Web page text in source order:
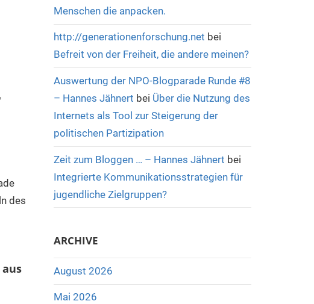
des
Menschen die anpacken.
http://generationenforschung.net bei
Befreit von der Freiheit, die andere meinen?
Auswertung der NPO-Blogparade Runde #8
– Hannes Jähnert bei Über die Nutzung des
Internets als Tool zur Steigerung der
politischen Partizipation
Zeit zum Bloggen … – Hannes Jähnert bei
Integrierte Kommunikationsstrategien für
jugendliche Zielgruppen?
ARCHIVE
August 2026
Mai 2026